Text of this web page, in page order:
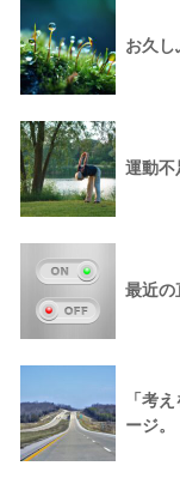
お久
運動不
最近の
「考
ージ。